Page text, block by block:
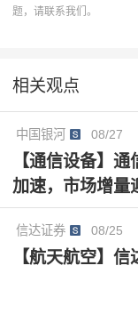
中科宇航 AI数据
轻量化背负式通信装
题，请联系我们。
相关观点
中国银河 08/27
【通信设备】
加速，市场增量
信达证券 08/25
【航天航空】